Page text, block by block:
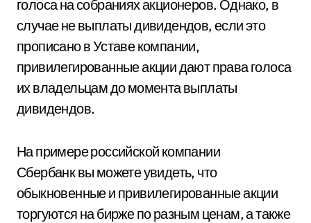
голоса на собраниях акционеров. Однако, в
случае не выплаты дивидендов, если это
прописано в Уставе компании,
привилегированные акции дают права голоса
их владельцам до момента выплаты
дивидендов.
На примере российской компании
Сбербанк вы можете увидеть, что
обыкновенные и привилегированные акции
торгуются на бирже по разным ценам, а также